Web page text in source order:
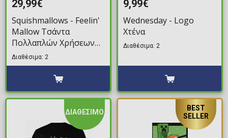
29,99€
Squishmallows - Feelin'
Mallow Τσάντα
Πολλαπλών Χρήσεων
Ώμου
Διαθέσιμα: 2
9,99€
Wednesday - Logo
Χτένα
Διαθέσιμα: 2
ΔΙΑΘΕΣΙΜΟ
BEST
SELLER